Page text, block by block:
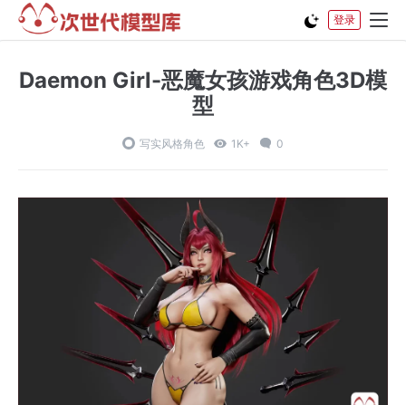
登录
Daemon Girl-恶魔女孩游戏角色3D模
型
写实风格角色 1K+ 0